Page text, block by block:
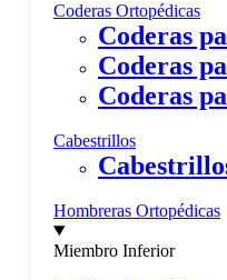
Coderas Ortopédicas
Coderas
Coderas
Coderas
Cabestrillos
Hombreras Ortopédicas
Miembro Inferior